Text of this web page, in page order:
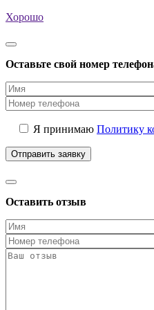
Хорошо
Оставьте свой номер
Я принимаю Политику
Оставить отзыв